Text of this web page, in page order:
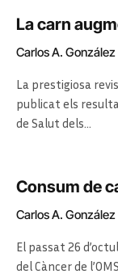
La carn
Carlos A. González
La prestigiosa
publicat els
de Salut dels…
Consum de
Carlos A. González
El passat 26
del Càncer de